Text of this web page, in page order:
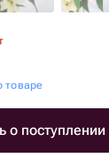
товаре
о поступлении